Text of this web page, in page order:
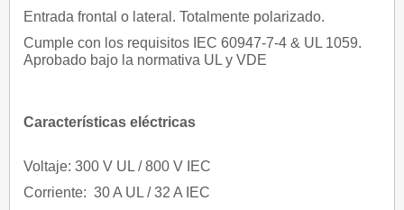
Entrada frontal o lateral. Totalmente polarizado.
Cumple con los requisitos IEC 60947-7-4 & UL 1059.
Aprobado bajo la normativa UL y VDE
Características eléctricas
Voltaje: 300 V UL / 800 V IEC
Corriente: 30 A UL / 32 A IEC